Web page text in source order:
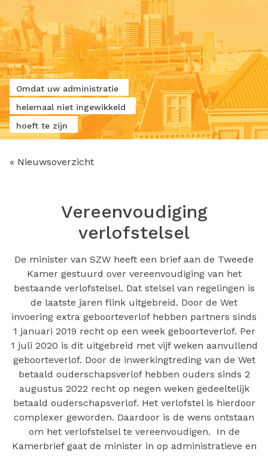
Omdat uw administratie
helemaal niet ingewikkeld
hoeft te zijn
« Nieuwsoverzicht
Vereenvoudiging
verlofstelsel
De minister van SZW heeft een brief aan de Tweede
Kamer gestuurd over vereenvoudiging van het
bestaande verlofstelsel. Dat stelsel van regelingen is
de laatste jaren flink uitgebreid. Door de Wet
invoering extra geboorteverlof hebben partners sinds
1 januari 2019 recht op een week geboorteverlof. Per
1 juli 2020 is dit uitgebreid met vijf weken aanvullend
geboorteverlof. Door de inwerkingtreding van de Wet
betaald ouderschapsverlof hebben ouders sinds 2
augustus 2022 recht op negen weken gedeeltelijk
betaald ouderschapsverlof. Het verlofstel is hierdoor
complexer geworden. Daardoor is de wens ontstaan
om het verlofstelsel te vereenvoudigen. In de
Kamerbrief gaat de minister in op administratieve en